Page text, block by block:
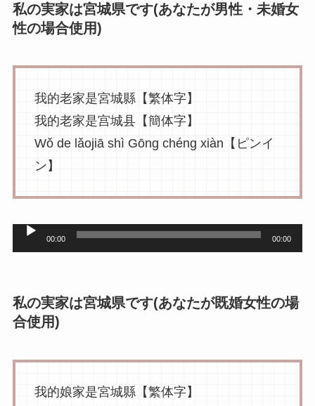
レ
ー
私の実家は宮城県です(あなたが男性・未婚女
性の場合使用)
我的老家是宮城縣【繁体字】
我的老家是宫城县【簡体字】
Wǒ de lǎojiā shì Gōng chéng xiàn【ピンイ
ン】
レ
ー
00:00 00:00
私の実家は宮城県です(あなたが既婚女性の場
合使用)
我的娘家是宮城縣【繁体字】